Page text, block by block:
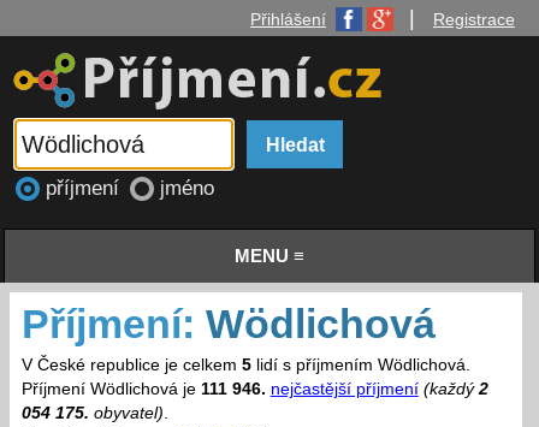
Přihlášení Registrace
příjmení jméno
MENU ≡
Příjmení: Wödlichová
V České republice je celkem 5lidí s příjmením Wödlichová.
Příjmení Wödlichová je 111 946. nejčastější příjmení (každý2
054 175. obyvatel).